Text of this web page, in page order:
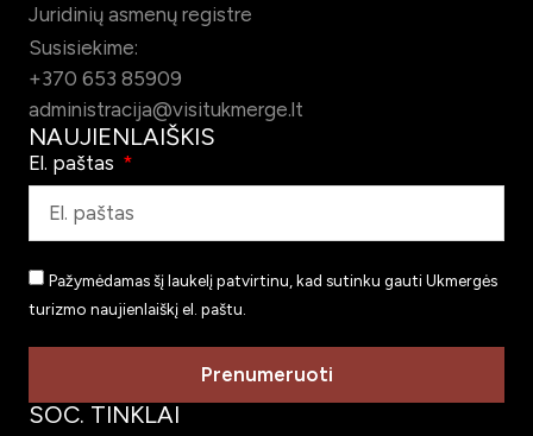
Juridinių asmenų registre
Susisiekime:
+370 653 85909
administracija@visitukmerge.lt
NAUJIENLAIŠKIS
El. paštas
Pažymėdamas šį laukelį patvirtinu, kad sutinku gauti Ukmergės
turizmo naujienlaiškį el. paštu.
Prenumeruoti
SOC. TINKLAI